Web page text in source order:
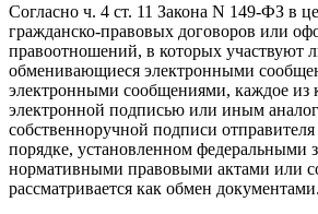
Согласно ч. 4 ст. 11 Закона N 149-ФЗ в
гражданско-правовых договоров или
правоотношений, в которых участвуют
обменивающиеся электронными
электронными сообщениями, каждое из
электронной подписью или иным
собственноручной подписи
порядке, установленном федеральными
нормативными правовыми актами или
рассматривается как обмен документами.